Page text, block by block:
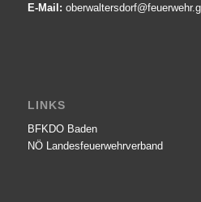
E-Mail:
LINKS
BFKDO Baden
NÖ Landesfeuerwehr­verband